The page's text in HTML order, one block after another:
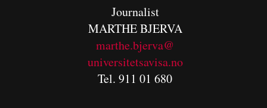
Journalist
MARTHE BJERVA
marthe.bjerva@
universitetsavisa.no
Tel. 911 01 680